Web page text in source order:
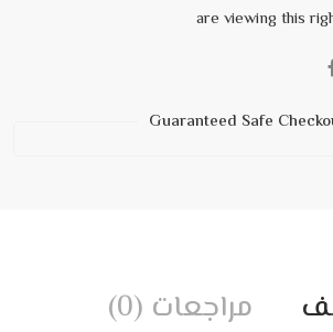
Guaranteed Safe
مراجعات (0)